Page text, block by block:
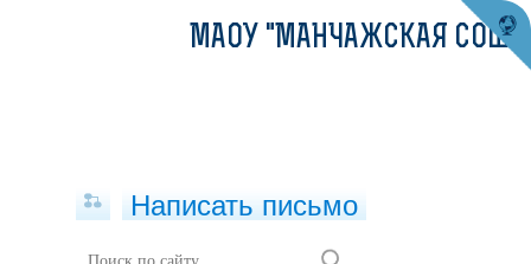
МАОУ "МАНЧАЖСКАЯ СОШ"
Написать письмо